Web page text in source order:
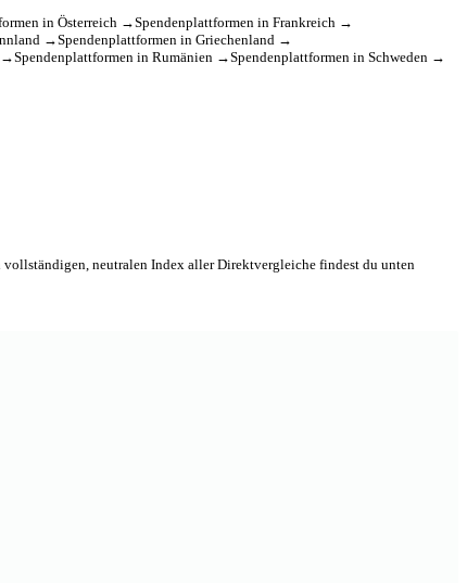
in Österreich →Spendenplattformen in Frankreich →
→Spendenplattformen in Griechenland →
→Spendenplattformen in Rumänien →Spendenplattformen in Schweden →
neutralen Index aller Direktvergleiche findest du unten